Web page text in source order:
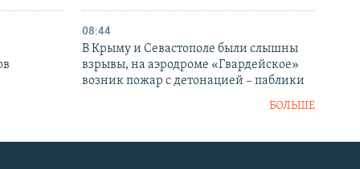
08:44
В Крыму и Севастополе были слышны
взрывы, на аэродроме «Гвардейское»
возник пожар с детонацией – паблики
БОЛЬШЕ